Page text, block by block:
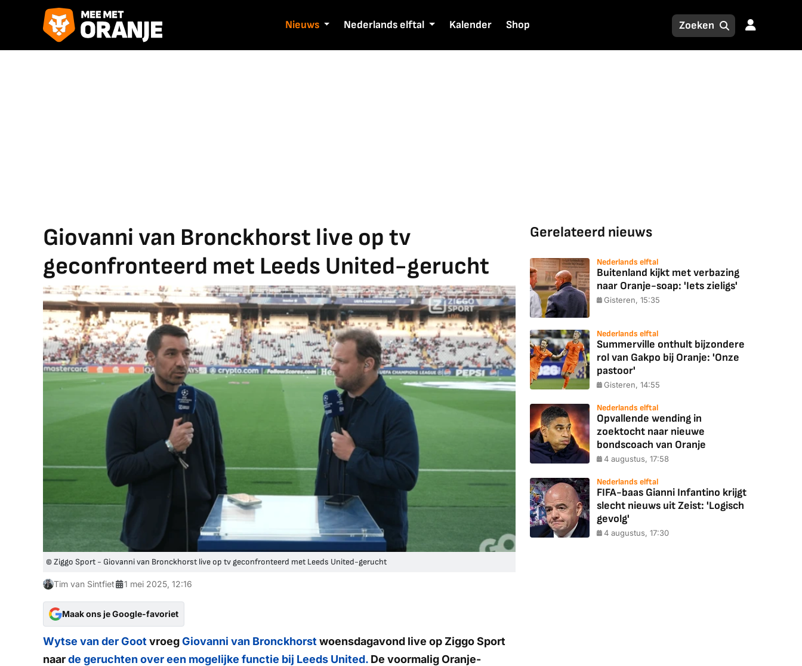
Nieuws Nederlands elftal Kalender Shop
Giovanni van Bronckhorst live op tv
geconfronteerd met Leeds United-gerucht
© Ziggo Sport - Giovanni van Bronckhorst live op tv geconfronteerd met Leeds United-gerucht
Tim van Sintfiet 1 mei 2025, 12:16
Maak ons je Google-favoriet
Wytse van der Goot vroegGiovanni van Bronckhorst woensdagavond live op Ziggo Sport
naarde geruchten over een mogelijke functie bij Leeds United. De voormalig Oranje-
Gerelateerd nieuws
Nederlands elftal
Buitenland kijkt met verbazing
naar Oranje-soap: 'Iets zieligs'
Gisteren, 15:35
Nederlands elftal
Summerville onthult bijzondere
rol van Gakpo bij Oranje: 'Onze
pastoor'
Gisteren, 14:55
Nederlands elftal
Opvallende wending in
zoektocht naar nieuwe
bondscoach van Oranje
4 augustus, 17:58
Nederlands elftal
FIFA-baas Gianni Infantino krijgt
slecht nieuws uit Zeist: 'Logisch
gevolg'
4 augustus, 17:30